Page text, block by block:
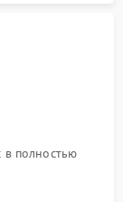
в полностью